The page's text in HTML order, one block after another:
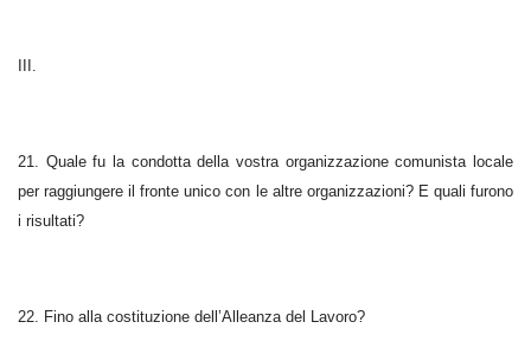
III.
21. Quale fu la condotta della vostra organizzazione comunista locale
per raggiungere il fronte unico con le altre organizzazioni? E quali furono
i risultati?
22. Fino alla costituzione dell’Alleanza del Lavoro?